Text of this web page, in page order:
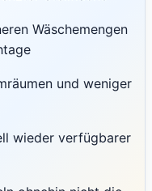
Wäschemengen
und weniger
wieder verfügbarer